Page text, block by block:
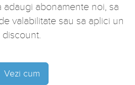
adaugi abonamente noi, sa
valabilitate sau sa aplici un
discount.
Vezi cum